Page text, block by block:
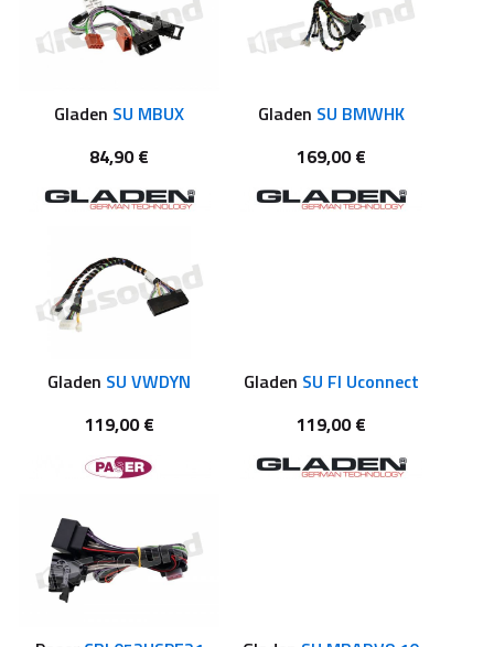
Gladen SU MBUX
84,90 €
Gladen SU BMWHK
169,00 €
Gladen SU VWDYN
119,00 €
Gladen SU FI Uconnect
119,00 €